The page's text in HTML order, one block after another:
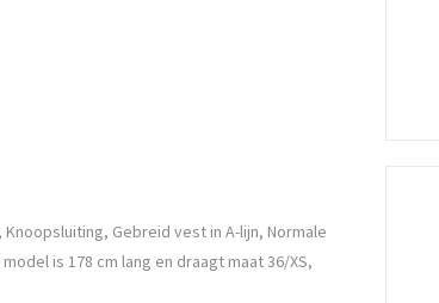
Gebreid vest in A-lijn, Normale
is 178 cm lang en draagt maat 36/XS,